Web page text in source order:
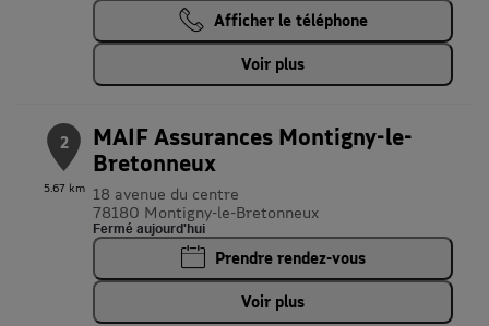
Afficher le téléphone
Voir plus
2
5.67 km
MAIF Assurances Montigny-le-
Bretonneux
18 avenue du centre
78180 Montigny-le-Bretonneux
Fermé aujourd'hui
Prendre rendez-vous
Voir plus